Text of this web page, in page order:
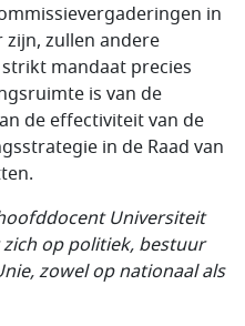
in
zijn, zullen andere
mandaat precies
is van de
de effectiviteit van de
in de Raad van
Universiteit
op politiek, bestuur
zowel op nationaal als